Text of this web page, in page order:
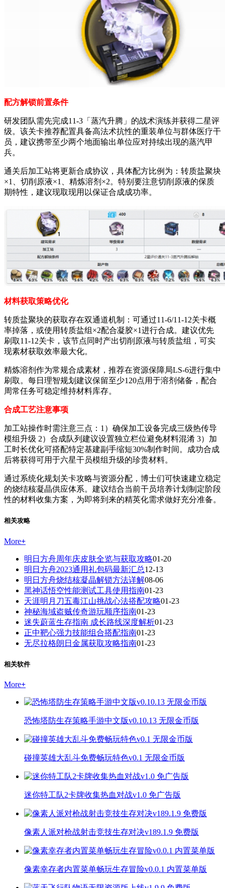
配方解锁前置条件
研发团队需先完成11-3「蒸汽升腾」的战术演练并获得二星评
级。该关卡推荐配置具备高法术抗性的重装单位与群体医疗干
员，建议携带至少两个地面输出单位应对持续出现的蒸汽甲
兵。
通关后加工站将更新合成协议，具体配方比例为：转质盐聚块
×1、切削原液×1、精炼溶剂×2。特别要注意切削原液的保质
期特性，建议现取现用以保证合成成功率。
材料获取策略优化
转质盐聚块的获取存在双通道机制：可通过11-6/11-12关卡概
率掉落，或使用转质盐组×2配合凝胶×1进行合成。建议优先
刷取11-12关卡，该节点同时产出切削原液与转质盐组，可实
现素材获取效率最大化。
精炼溶剂作为常规合成素材，推荐在资源保障局LS-6进行集中
刷取。每日理智规划建议保留至少120点用于溶剂储备，配合
周常任务可稳定维持材料库存。
合成工艺注意事项
加工站操作时需注意三点：1）确保加工设备完成三级热传导
模组升级 2）合成队列建议设置独立栏位避免材料混淆 3）加
工时长优化可搭配特定基建副手缩短30%制作时间。成功合成
后将获得可用于六星干员模组升级的珍贵材料。
通过系统化规划关卡攻略与资源分配，博士们可快速建立稳定
的烧结核凝晶供应体系。建议结合当前干员培养计划制定阶段
性的材料收集方案，为即将到来的精英化需求做好充分准备。
相关攻略
More+
明日方舟周年庆皮肤全览与获取攻略01-20
明日方舟2023通用礼包码最新汇总12-13
明日方舟烧结核凝晶解锁方法详解08-06
黑神话悟空性能测试工具使用指南01-23
天涯明月刀五毒江山挑战心法搭配攻略01-23
神秘海域盗贼传奇游玩顺序指南01-23
迷失蔚蓝生存指南 成长路线深度解析01-23
正中靶心强力技能组合搭配指南01-23
无尽拉格朗日金属获取攻略指南01-23
相关软件
More+
恐怖塔防生存策略手游中文版v0.10.13 无限金币版
碰撞英雄大乱斗免费畅玩特色v0.1 无限金币版
迷你特工队2卡牌收集热血对战v1.0 免广告版
像素人派对枪战射击竞技生存对决v189.1.9 免费版
像素幸存者内置菜单畅玩生存冒险v0.0.1 内置菜单版